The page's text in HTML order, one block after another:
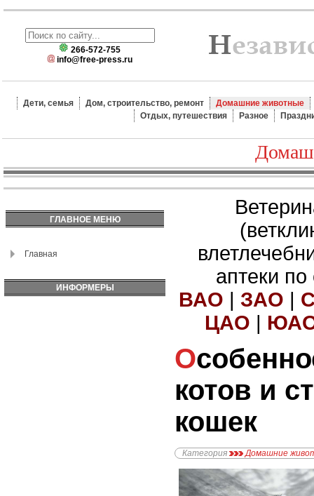
266-572-755
info@free-press.ru
Дети, семья Дом, строительство, ремонт
Домашние животные
Отдых, путешествия
Разное
ГЛАВНОЕ МЕНЮ
Главная
ИНФОРМЕРЫ
аптеки
ВАО | ЗАО |
ЦАО |
Особенности кастрации
котов и
кошек
Категория Домашние